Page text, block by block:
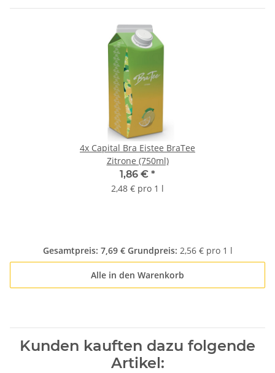
4x Capital Bra Eistee BraTee
Zitrone (750ml)
1,86 € *
2,48 € pro 1 l
Gesamtpreis: 7,69 € Grundpreis: 2,56 € pro 1 l
Alle in den Warenkorb
Kunden kauften dazu folgende
Artikel: